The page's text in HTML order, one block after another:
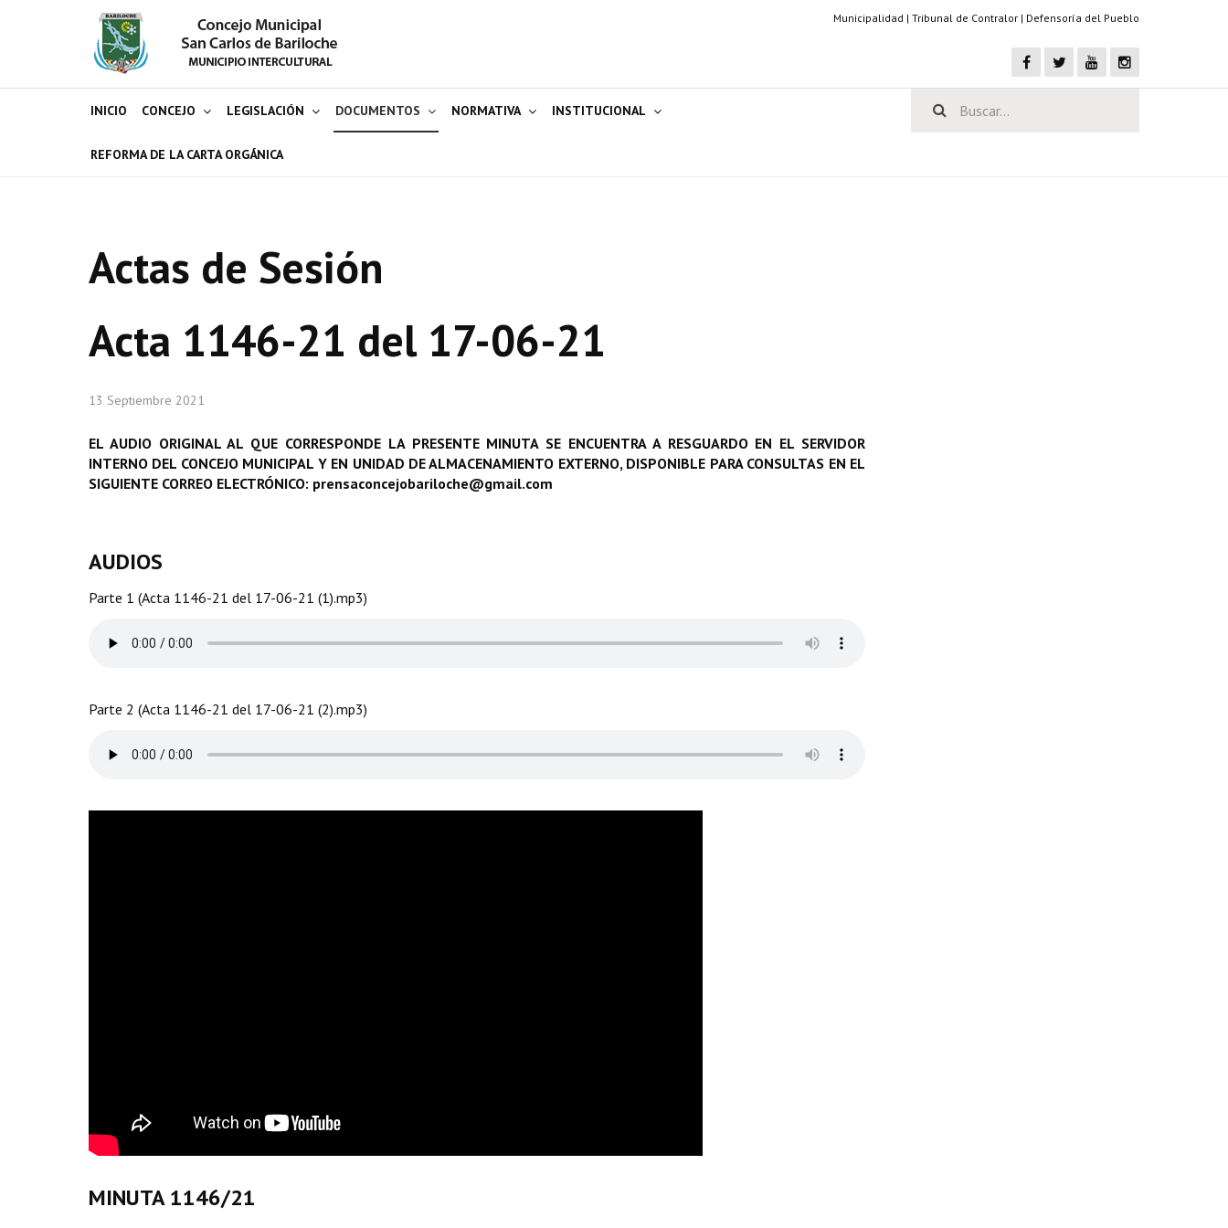
Municipalidad | Tribunal de Contralor | Defensoría del Pueblo
INICIO CONCEJO LEGISLACIÓN DOCUMENTOS NORMATIVA INSTITUCIONAL
REFORMA DE LA CARTA ORGÁNICA
Actas de Sesión
Acta 1146-21 del 17-06-21
13 Septiembre 2021
EL AUDIO ORIGINAL AL QUE CORRESPONDE LA PRESENTE MINUTA SE ENCUENTRA A RESGUARDO EN EL SERVIDOR
INTERNO DEL CONCEJO MUNICIPAL Y EN UNIDAD DE ALMACENAMIENTO EXTERNO, DISPONIBLE PARA CONSULTAS EN EL
SIGUIENTE CORREO ELECTRÓNICO: prensaconcejobariloche@gmail.com
AUDIOS
Parte 1 (Acta 1146-21 del 17-06-21 (1).mp3)
Parte 2 (Acta 1146-21 del 17-06-21 (2).mp3)
MINUTA 1146/21